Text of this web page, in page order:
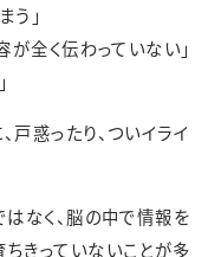
う」
が全く伝わっていない」
惑ったり、ついイライ
なく、脳の中で情報を
きっていないことが多